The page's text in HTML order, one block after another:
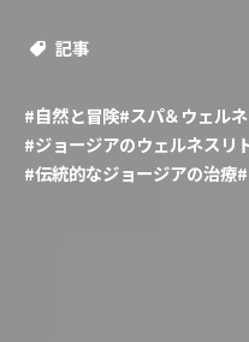
記事
#自然と冒険#スパ＆ウェル
#ジョージアのウェルネスリ
#伝統的なジョージアの治療